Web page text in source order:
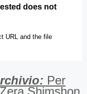
Per
Shimshon